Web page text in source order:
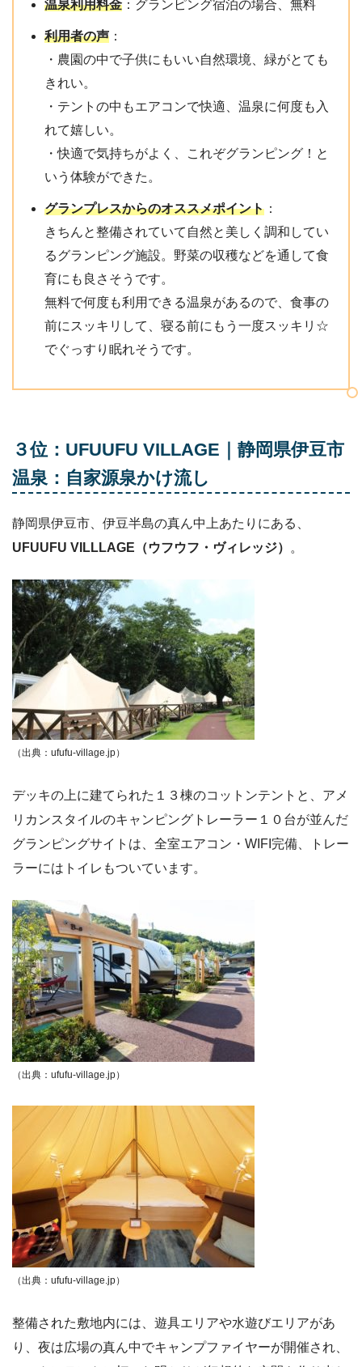
温泉利用料金 ：グランピング宿泊の場合、無料
利用者の声 ：
・農園の中で子供にもいい自然環境、緑がとても
きれい。
・テントの中もエアコンで快適、温泉に何度も入
れて嬉しい。
・快適で気持ちがよく、これぞグランピング！と
いう体験ができた。
グランプレスからのオススメポイント ：
きちんと整備されていて自然と美しく調和してい
るグランピング施設。野菜の収穫などを通して食
育にも良さそうです。
無料で何度も利用できる温泉があるので、食事の
前にスッキリして、寝る前にもう一度スッキリ☆
でぐっすり眠れそうです。
３位：UFUUFU VILLAGE｜静岡県伊豆市
温泉：自家源泉かけ流し
静岡県伊豆市、伊豆半島の真ん中上あたりにある、
UFUUFU VILLLAGE（ウフウフ・ヴィレッジ）
。
（出典：ufufu-village.jp）
デッキの上に建てられた１３棟のコットンテントと、アメ
リカンスタイルのキャンピングトレーラー１０台が並んだ
グランピングサイトは、全室エアコン・WIFI完備、トレー
ラーにはトイレもついています。
（出典：ufufu-village.jp）
（出典：ufufu-village.jp）
整備された敷地内には、遊具エリアや水遊びエリアがあ
り、夜は広場の真ん中でキャンプファイヤーが開催され、